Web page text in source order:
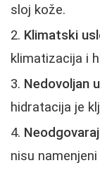
sloj kože.
Klimatski
klimatizacija i
Nedovoljan
hidratacija je
nisu